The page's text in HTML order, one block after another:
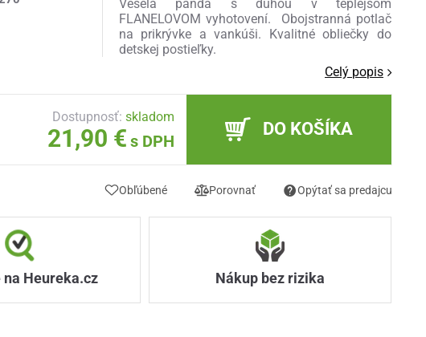
Veselá panda s dúhou v teplejšom
FLANELOVOM vyhotovení. Obojstranná potlač
na prikrývke a vankúši. Kvalitné obliečky do
detskej postieľky.
Celý popis
Dostupnosť: skladom
21,90 € s DPH
DO KOŠÍKA
Obľúbené Porovnať Opýtať sa predajcu
na Heureka.cz Nákup bez rizika